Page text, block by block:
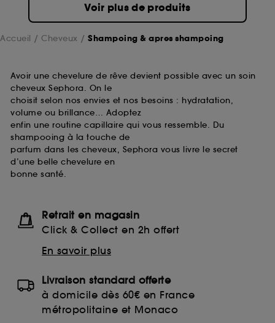
Voir plus de produits
Accueil Cheveux Shampoing & apres shampoing
Avoir une chevelure de rêve devient possible avec un soin
cheveux Sephora. On le
choisit selon nos envies et nos besoins : hydratation,
volume ou brillance… Adoptez
enfin une routine capillaire qui vous ressemble. Du
shampooing à la touche de
parfum dans les cheveux, Sephora vous livre le secret
d’une belle chevelure en
bonne santé.
Retrait en magasin
Click & Collect en 2h offert
En savoir plus
Livraison standard offerte
à domicile dès 60€ en France
métropolitaine et Monaco